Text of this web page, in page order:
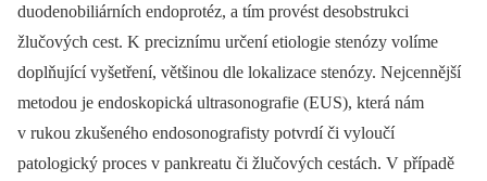
duodenobiliárních endoprotéz, a tím provést des­obstrukci
žlučových cest. K preciznímu určení etiologie stenózy volíme
doplňující vyšetření, většinou dle lokalizace stenózy. Nejcen­nější
metodou je endoskopická ultrasonografie (EUS), která nám
v rukou zkušeného endosonografisty potvrdí či vyloučí
patologický proces v pankreatu či žlučových cestách. V případě